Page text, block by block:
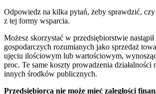
Odpowiedz na kilka pytań, żeby sprawdzić, czy
z tej formy wsparcia.
Możesz skorzystać w przedsiębiorstwie
gospodarczych rozumianych jako sprzedaż
ujęciu ilościowym lub wartościowym,
proc. Te same koszty prowadzenia działalności
innych środków publicznych.
Przedsiębiorca nie może mieć zaległości